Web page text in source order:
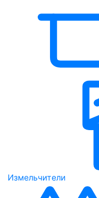
Измельчители